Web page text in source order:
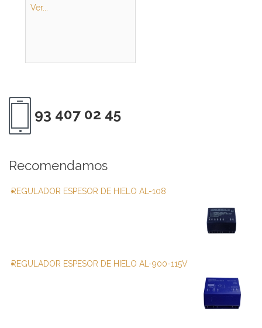
Ver...
93 407 02 45
Recomendamos
REGULADOR ESPESOR DE HIELO AL-108
REGULADOR ESPESOR DE HIELO AL-900-115V